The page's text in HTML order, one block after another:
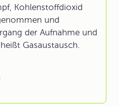
Kohlenstoffdioxid
und
der Aufnahme und
Gasaustausch.